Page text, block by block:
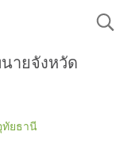
ายจังหวัด
ทัยธานี